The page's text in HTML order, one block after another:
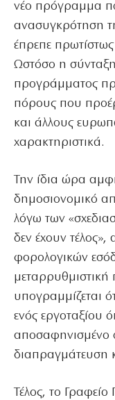
νέο πρόγραμμα
ανασυγκρότηση
έπρεπε
Ωστόσο η
προγράμματος
πόρους που
και άλλους
χαρακτηριστικά.
Την ίδια ώρα
δημοσιονομικό
λόγω των
δεν έχουν τέλος»,
φορολογικών
μεταρρυθμιστική
υπογραμμίζεται
ενός εργοταξίου
αποσαφηνισμένο
διαπραγμάτευση
Τέλος, το